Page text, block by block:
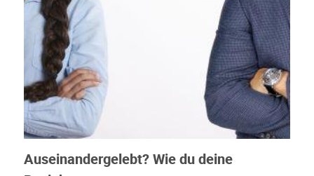
Auseinandergelebt? Wie du deine